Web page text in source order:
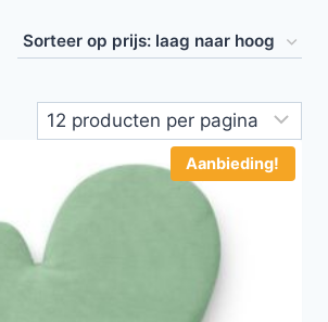
Aanbieding!